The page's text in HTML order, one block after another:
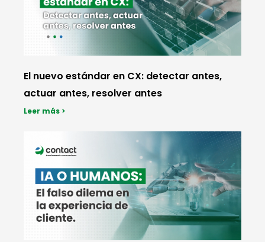
El nuevo estándar en CX: detectar antes,
actuar antes, resolver antes
Leer más >